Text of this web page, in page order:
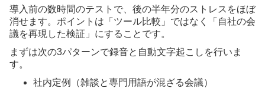
導入前の数時間のテストで、後の半年分のストレスをほぼ
消せます。ポイントは「ツール比較」ではなく「自社の会
議を再現した検証」にすることです。
まずは次の3パターンで録音と自動文字起こしを行いま
す。
社内定例（雑談と専門用語が混ざる会議）